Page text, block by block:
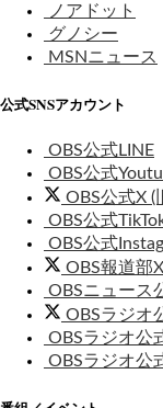
ノアドット
グノシー
MSNニュース
公式SNSアカウント
OBS公式LINE
OBS公式
OBS公式X (
OBS公式
OBS公式
OBS報道部
OBSニュース
OBSラジオ
OBSラジオ公
OBSラジオ公